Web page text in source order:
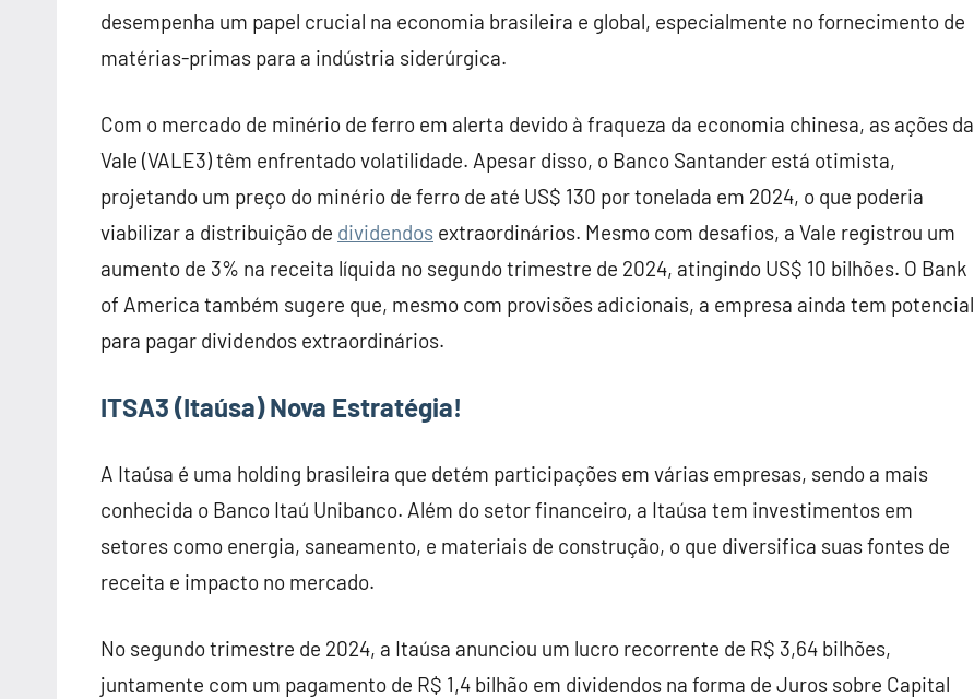
desempenha um papel crucial na economia brasileira e global, especialmente no fornecimento de
matérias-primas para a indústria siderúrgica.
Com o mercado de minério de ferro em alerta devido à fraqueza da economia chinesa, as ações da
Vale (VALE3) têm enfrentado volatilidade. Apesar disso, o Banco Santander está otimista,
projetando um preço do minério de ferro de até US$ 130 por tonelada em 2024, o que poderia
viabilizar a distribuição de dividendos extraordinários. Mesmo com desafios, a Vale registrou um
aumento de 3% na receita líquida no segundo trimestre de 2024, atingindo US$ 10 bilhões. O Bank
of America também sugere que, mesmo com provisões adicionais, a empresa ainda tem potencial
para pagar dividendos extraordinários.
ITSA3 (Itaúsa) Nova Estratégia!
A Itaúsa é uma holding brasileira que detém participações em várias empresas, sendo a mais
conhecida o Banco Itaú Unibanco. Além do setor financeiro, a Itaúsa tem investimentos em
setores como energia, saneamento, e materiais de construção, o que diversifica suas fontes de
receita e impacto no mercado.
No segundo trimestre de 2024, a Itaúsa anunciou um lucro recorrente de R$ 3,64 bilhões,
juntamente com um pagamento de R$ 1,4 bilhão em dividendos na forma de Juros sobre Capital